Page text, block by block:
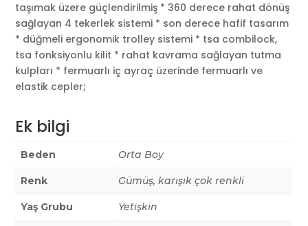
taşımak üzere güçlendirilmiş * 360 derece rahat dönüş
sağlayan 4 tekerlek sistemi * son derece hafif tasarım
* düğmeli ergonomik trolley sistemi * tsa combilock,
tsa fonksiyonlu kilit * rahat kavrama sağlayan tutma
kulpları * fermuarlı iç ayraç üzerinde fermuarlı ve
elastik cepler;
Ek bilgi
Beden Orta Boy
Renk Gümüş, karışık çok renkli
Yaş Grubu Yetişkin